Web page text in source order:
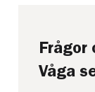
Frågor
Våga